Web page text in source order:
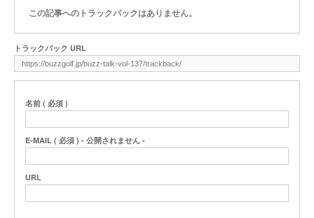
この記事へのトラックバックはありません。
トラックバック URL
名前 ( 必須 )
E-MAIL ( 必須 ) - 公開されません -
URL